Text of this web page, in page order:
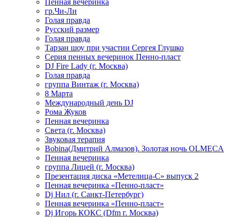
Пенная вечеринка
гр.Чи-Ли
Голая правда
Русский размер
Голая правда
Тарзан шоу при участии Сергея Глушко
Серия пенных вечеринок Пенно-пласт
DJ Fire Lady (г. Москва)
Голая правда
группа Винтаж (г. Москва)
8 Марта
Международный день DJ
Рома Жуков
Пенная вечеринка
Света (г. Москва)
Звуковая терапия
Bobina(Дмитрий Алмазов). Золотая ночь OLMECA
Пенная вечеринка
группа Лицей (г. Москва)
Презентация диска «Метелица-С» выпуск 2
Пенная вечеринка «Пенно-пласт»
Dj Нил (г. Санкт-Петербург)
Пенная вечеринка «Пенно-пласт»
Dj Игорь КОКС (Dfm г. Москва)